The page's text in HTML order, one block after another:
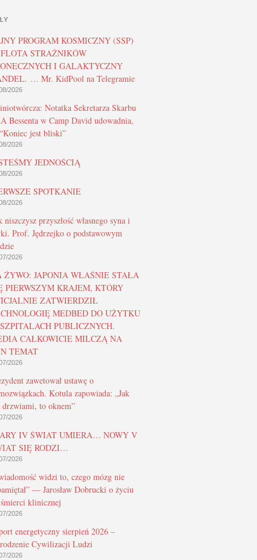
PROGRAM KOSMICZNY (SSP)
STRAŻNIKÓW
I GALAKTYCZNY
… Mr. KidPool na Telegramie
2026
Notatka Sekretarza Skarbu
Bessenta w Camp David udowadnia,
jest bliski”
2026
JEDNOŚCIĄ
2026
SPOTKANIE
2026
niszczysz przyszłość własnego syna i
Prof. Jędrzejko o podstawowym
2026
ŻYWO: JAPONIA WŁAŚNIE STAŁA
PIERWSZYM KRAJEM, KTÓRY
ZATWIERDZIŁ
MEDBED DO UŻYTKU
PUBLICZNYCH.
CAŁKOWICIE MILCZĄ NA
TEMAT
2026
zawetował ustawę o
Kotula zapowiada: „Jak
drzwiami, to oknem”
2026
IV ŚWIAT UMIERA… NOWY V
SIĘ RODZI…
2026
widzi to, czego mózg nie
— Jarosław Dobrucki o życiu
klinicznej
2026
energetyczny sierpień 2026 –
Cywilizacji Ludzi
2026